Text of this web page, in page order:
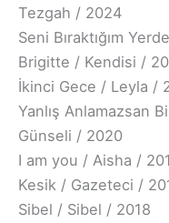
Tezgah / 2024
Seni Bıraktığım
Brigitte / Kendisi /
İkinci Gece / Leyla /
Yanlış Anlamazsan
Günseli / 2020
I am you / Aisha /
Kesik / Gazeteci /
Sibel / Sibel / 2018